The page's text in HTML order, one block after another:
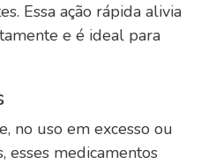
Essa ação rápida alivia
e é ideal para
no uso em excesso ou
esses medicamentos